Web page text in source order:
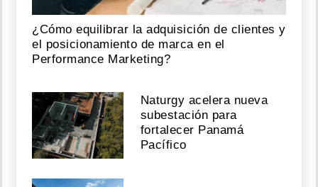
¿Cómo equilibrar la adquisición de clientes y
el posicionamiento de marca en el
Performance Marketing?
Naturgy acelera nueva
subestación para
fortalecer Panamá
Pacífico